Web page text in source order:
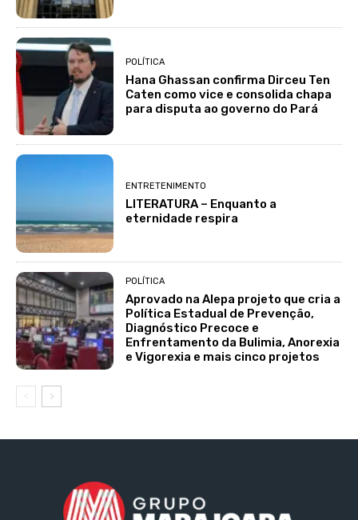
POLÍTICA
Hana Ghassan confirma Dirceu Ten
Caten como vice e consolida chapa
para disputa ao governo do Pará
ENTRETENIMENTO
LITERATURA – Enquanto a
eternidade respira
POLÍTICA
Aprovado na Alepa projeto que cria a
Política Estadual de Prevenção,
Diagnóstico Precoce e
Enfrentamento da Bulimia, Anorexia
e Vigorexia e mais cinco projetos